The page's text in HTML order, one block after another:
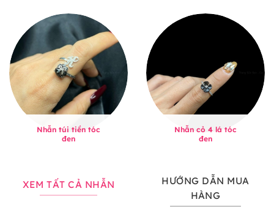
Nhẫn túi tiền tóc
đen
Nhẫn cỏ 4 lá tóc
đen
XEM TẤT CẢ NHẪN
HƯỚNG DẪN MUA
HÀNG